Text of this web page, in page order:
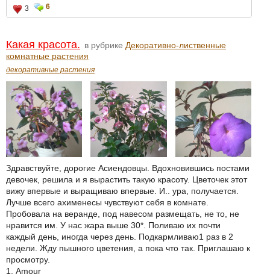
3
6
Какая красота. в рубрике Декоративно-лиственные
комнатные растения
декоративные растения
Здравствуйте, дорогие Асиендовцы. Вдохновившись постами
девочек, решила и я вырастить такую красоту. Цветочек этот
вижу впервые и выращиваю впервые. И.. ура, получается.
Лучше всего ахименесы чувствуют себя в комнате.
Пробовала на веранде, под навесом размещать, не то, не
нравится им. У нас жара выше 30*. Поливаю их почти
каждый день, иногда через день. Подкармливаю1 раз в 2
недели. Жду пышного цветения, а пока что так. Приглашаю к
просмотру.
1. Amour